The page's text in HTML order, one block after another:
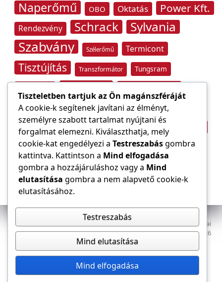
Naperőmű OBO Oktatás Power Kft.
Rendezvény Schrack Sylvania
Szabvány Szélerőmű Termicont
Tisztújítás Transzformátor Tungsram
Villámvédelem
Világítástechnika Áramfogyasztás
Áramszolgáltató Építőipar átviteli hálózat
Az E-VILLAMOS szaklap a Magyar Mérnöki Kamara Elektrotechnikai
Tagozatának lapja. Minden jog fenntartva, © 2009–2026
Dokumentumok Tagozat
Tiszteletben tartjuk az Ön magánszféráját
A cookie-k segítenek javítani az élményt,
személyre szabott tartalmat nyújtani és
forgalmat elemezni. Kiválaszthatja, mely
cookie-kat engedélyezi a Testreszabásgombra
kattintva. Kattintson a Mind elfogadása
gombra a hozzájáruláshoz vagy a Mind
elutasítása gombra a nem alapvető cookie-k
elutasításához.
Testreszabás
Mind elutasítása
Mind elfogadása